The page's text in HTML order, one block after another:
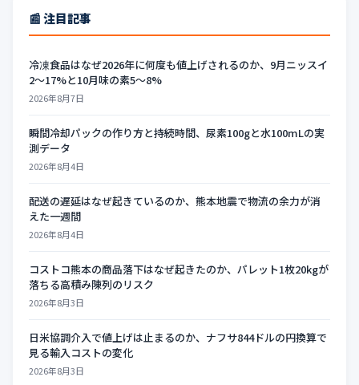
📰 注目記事
冷凍食品はなぜ2026年に何度も値上げされるのか、9月ニッスイ
2〜17%と10月味の素5〜8%
2026年8月7日
瞬間冷却パックの作り方と持続時間、尿素100gと水100mLの実
測データ
2026年8月4日
配送の遅延はなぜ起きているのか、熊本地震で物流の余力が消
えた一週間
2026年8月4日
コストコ熊本の商品落下はなぜ起きたのか、パレット1枚20kgが
落ちる高積み陳列のリスク
2026年8月3日
日米協調介入で値上げは止まるのか、ナフサ844ドルの円換算で
見る輸入コストの変化
2026年8月3日